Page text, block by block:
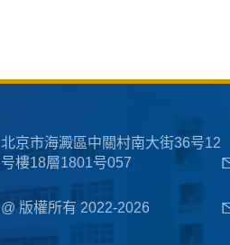
北京市海澱區中關村南大街36号12
号樓18層1801号057
@ 版權所有 2022-2026